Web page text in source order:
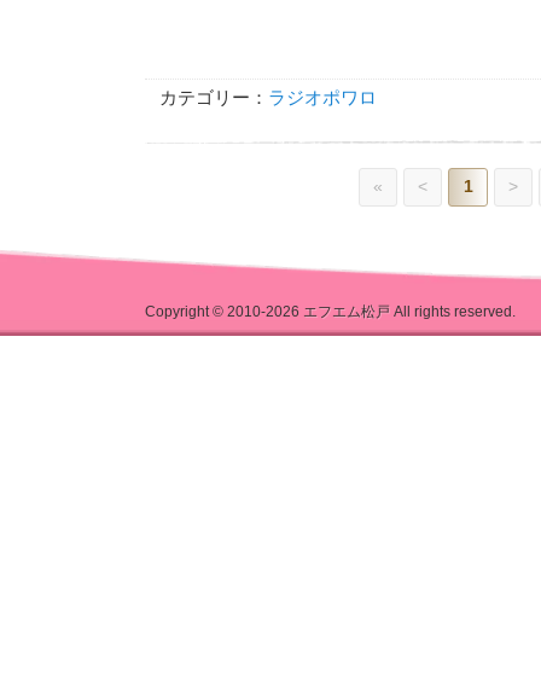
カテゴリー： ラジオポワロ
« < 1 >
Copyright © 2010-2026 エフエム松戸 All rights reserved.